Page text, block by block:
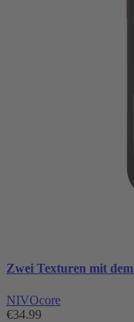
Zwei Texturen mit
NIVOcore
€34.99